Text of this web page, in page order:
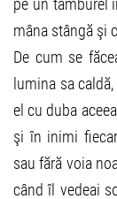
pe un tamburel
mâna stângă şi
De cum se
lumina sa
el cu duba
şi în inimi
sau fără voia
când îl vedeai